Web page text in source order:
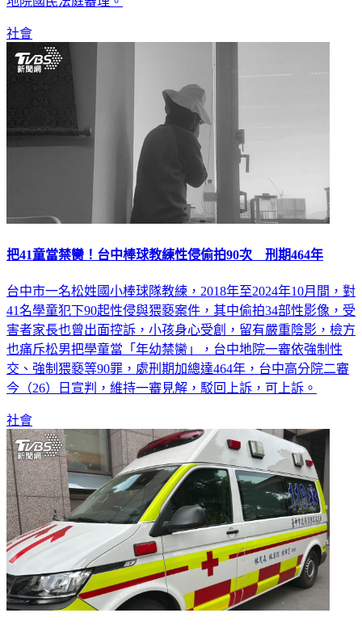
社會
把41童當禁臠！台中棒球教練性侵偷拍90次 刑期464年
台中市一名松姓國小棒球隊教練，2018年至2024年10月間，對
41名學童犯下90起性侵與猥褻案件，其中偷拍34部性影像，受
害者家長也曾出面控訴，小孩身心受創，留有嚴重陰影，檢方
也痛斥松男把學童當「年幼禁臠」，台中地院一審依強制性
交、強制猥褻等90罪，處刑期加總達464年，台中高分院二審
今（26）日宣判，維持一審見解，駁回上訴，可上訴。
社會